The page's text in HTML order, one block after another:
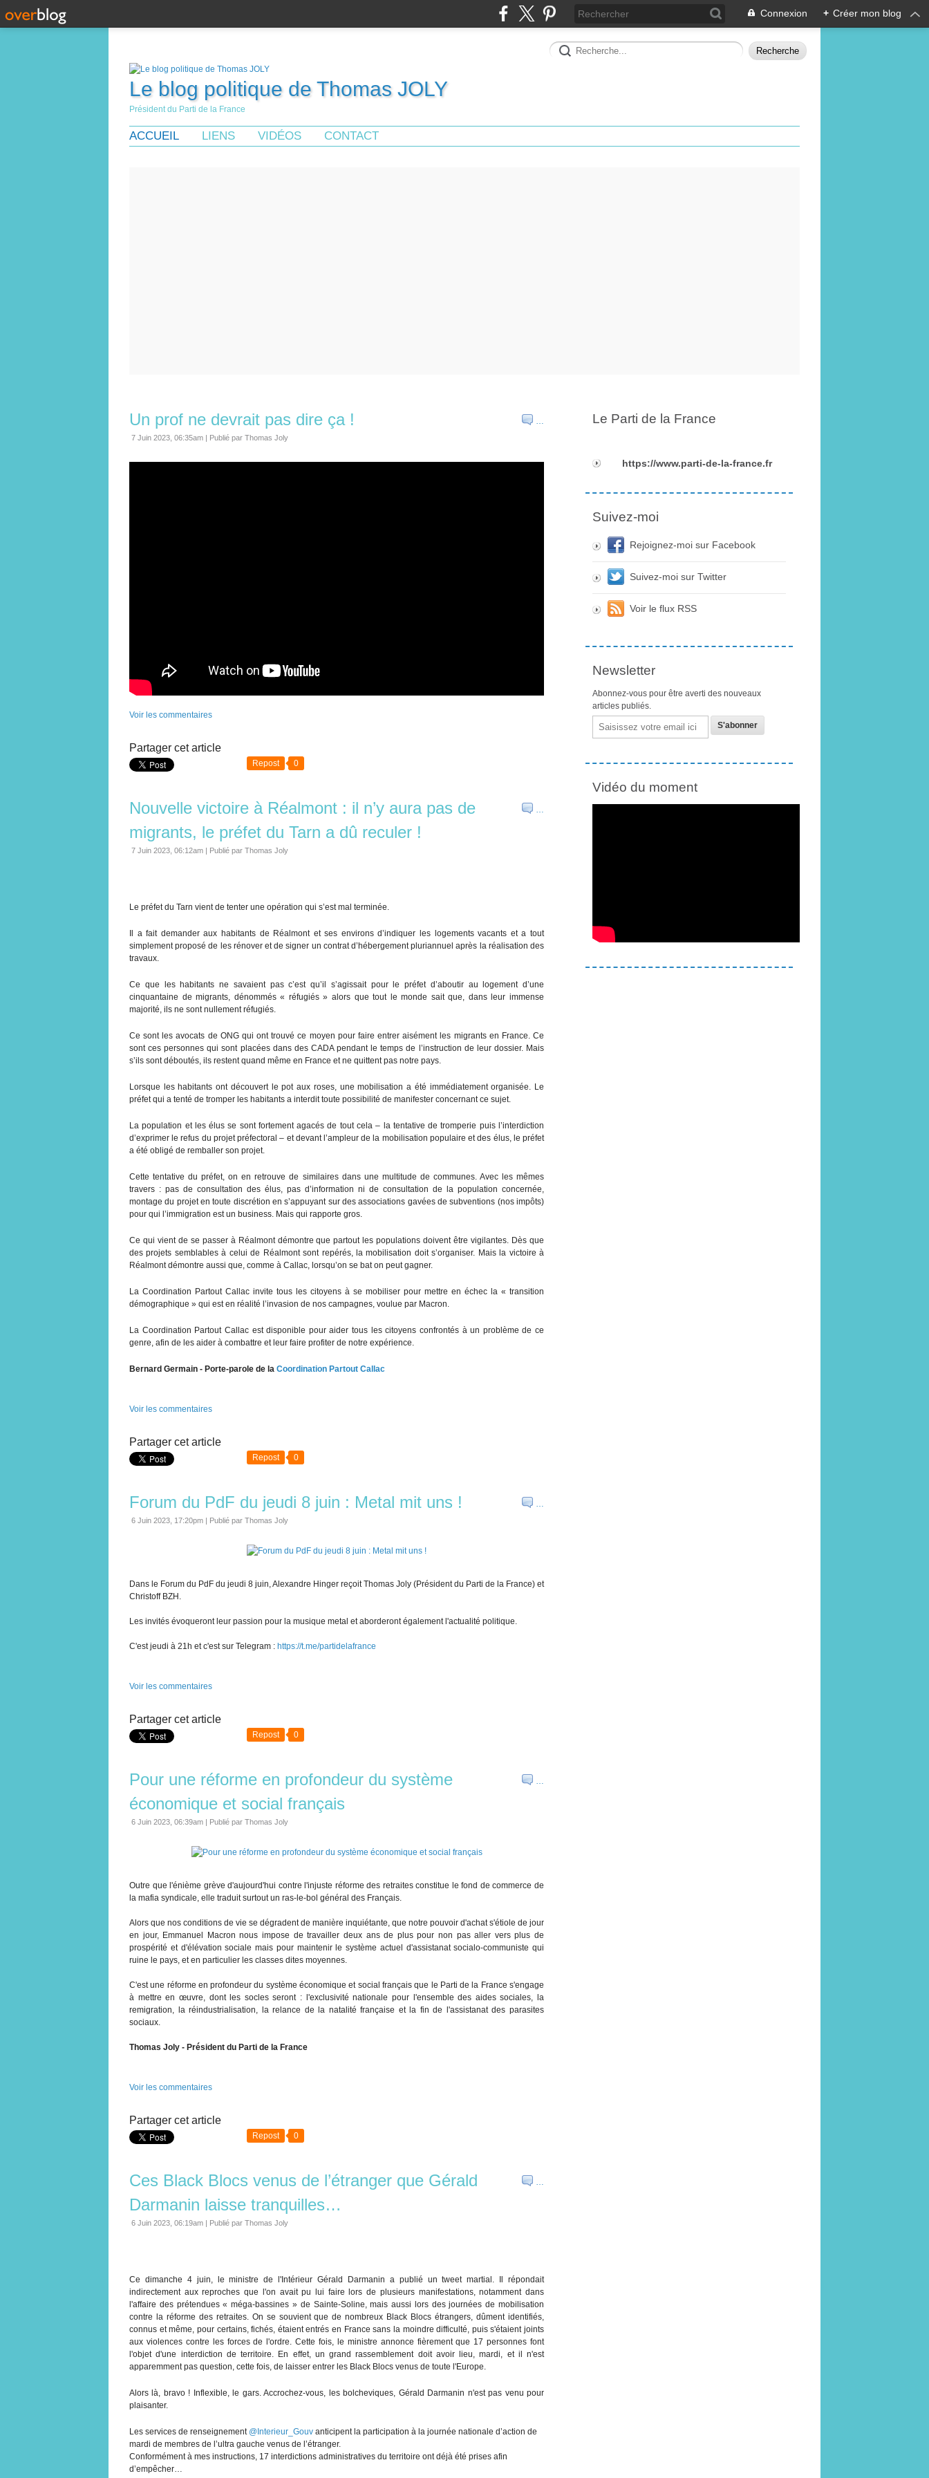
Connexion + Créer mon blog
Le blog politique de Thomas JOLY
Président du Parti de la France
ACCUEIL LIENS VIDÉOS CONTACT
…
Un prof ne devrait pas dire ça !
7 Juin 2023, 06:35am | Publié par Thomas Joly
Voir les commentaires
Partager cet article
Repost 0
…
Nouvelle victoire à Réalmont : il n’y aura pas de
migrants, le préfet du Tarn a dû reculer !
7 Juin 2023, 06:12am Publié par Thomas Joly
Le préfet du Tarn vient de tenter une opération qui s’est mal terminée.
Il a fait demander aux habitants de Réalmont et ses environs d’indiquer les logements vacants et a tout
simplement proposé de les rénover et de signer un contrat d’hébergement pluriannuel après la réalisation des
travaux.
Ce que les habitants ne savaient pas c’est qu’il s’agissait pour le préfet d’aboutir au logement d’une
cinquantaine de migrants, dénommés « réfugiés » alors que tout le monde sait que, dans leur immense
majorité, ils ne sont nullement réfugiés.
Ce sont les avocats de ONG qui ont trouvé ce moyen pour faire entrer aisément les migrants en France. Ce
sont ces personnes qui sont placées dans des CADA pendant le temps de l’instruction de leur dossier. Mais
s’ils sont déboutés, ils restent quand même en France et ne quittent pas notre pays.
Lorsque les habitants ont découvert le pot aux roses, une mobilisation a été immédiatement organisée. Le
préfet qui a tenté de tromper les habitants a interdit toute possibilité de manifester concernant ce sujet.
La population et les élus se sont fortement agacés de tout cela – la tentative de tromperie puis l’interdiction
d’exprimer le refus du projet préfectoral – et devant l’ampleur de la mobilisation populaire et des élus, le préfet
a été obligé de remballer son projet.
Cette tentative du préfet, on en retrouve de similaires dans une multitude de communes. Avec les mêmes
travers : pas de consultation des élus, pas d’information ni de consultation de la population concernée,
montage du projet en toute discrétion en s’appuyant sur des associations gavées de subventions (nos impôts)
pour qui l’immigration est un business. Mais qui rapporte gros.
Ce qui vient de se passer à Réalmont démontre que partout les populations doivent être vigilantes. Dès que
des projets semblables à celui de Réalmont sont repérés, la mobilisation doit s’organiser. Mais la victoire à
Réalmont démontre aussi que, comme à Callac, lorsqu’on se bat on peut gagner.
La Coordination Partout Callac invite tous les citoyens à se mobiliser pour mettre en échec la « transition
démographique » qui est en réalité l’invasion de nos campagnes, voulue par Macron.
La Coordination Partout Callac est disponible pour aider tous les citoyens confrontés à un problème de ce
genre, afin de les aider à combattre et leur faire profiter de notre expérience.
Bernard Germain - Porte-parole de la Coordination Partout Callac
Voir les commentaires
Partager cet article
Repost 0
…
Forum du PdF du jeudi 8 juin : Metal mit uns !
6 Juin 2023, 17:20pm Publié par Thomas Joly
Dans le Forum du PdF du jeudi 8 juin, Alexandre Hinger reçoit Thomas Joly (Président du Parti de la France) et
Christoff BZH.
Les invités évoqueront leur passion pour la musique metal et aborderont également l'actualité politique.
C'est jeudi à 21h et c'est sur Telegram : https://t.me/partidelafrance
Voir les commentaires
Partager cet article
Repost 0
…
Pour une réforme en profondeur du système
économique et social français
6 Juin 2023, 06:39am Publié par Thomas Joly
Outre que l'énième grève d'aujourd'hui contre l'injuste réforme des retraites constitue le fond de commerce de
la mafia syndicale, elle traduit surtout un ras-le-bol général des Français.
Alors que nos conditions de vie se dégradent de manière inquiétante, que notre pouvoir d'achat s'étiole de jour
en jour, Emmanuel Macron nous impose de travailler deux ans de plus pour non pas aller vers plus de
prospérité et d'élévation sociale mais pour maintenir le système actuel d'assistanat socialo-communiste qui
ruine le pays, et en particulier les classes dites moyennes.
C'est une réforme en profondeur du système économique et social français que le Parti de la France s'engage
à mettre en œuvre, dont les socles seront : l'exclusivité nationale pour l'ensemble des aides sociales, la
remigration, la réindustrialisation, la relance de la natalité française et la fin de l'assistanat des parasites
sociaux.
Thomas Joly - Président du Parti de la France
Voir les commentaires
Partager cet article
Repost 0
…
Ces Black Blocs venus de l’étranger que Gérald
Darmanin laisse tranquilles…
6 Juin 2023, 06:19am Publié par Thomas Joly
Ce dimanche 4 juin, le ministre de l'Intérieur Gérald Darmanin a publié un tweet martial. Il répondait
indirectement aux reproches que l'on avait pu lui faire lors de plusieurs manifestations, notamment dans
l'affaire des prétendues « méga-bassines » de Sainte-Soline, mais aussi lors des journées de mobilisation
contre la réforme des retraites. On se souvient que de nombreux Black Blocs étrangers, dûment identifiés,
connus et même, pour certains, fichés, étaient entrés en France sans la moindre difficulté, puis s'étaient joints
aux violences contre les forces de l'ordre. Cette fois, le ministre annonce fièrement que 17 personnes font
l'objet d'une interdiction de territoire. En effet, un grand rassemblement doit avoir lieu, mardi, et il n'est
apparemment pas question, cette fois, de laisser entrer les Black Blocs venus de toute l'Europe.
Alors là, bravo ! Inflexible, le gars. Accrochez-vous, les bolcheviques, Gérald Darmanin n'est pas venu pour
plaisanter.
Les services de renseignement @Interieur_Gouv anticipent la participation à la journée nationale d’action de
mardi de membres de l’ultra gauche venus de l’étranger.
Conformément à mes instructions, 17 interdictions administratives du territoire ont déjà été prises afin
d’empêcher…
Le Parti de la France
https://www.parti-de-la-france.fr
Suivez-moi
Rejoignez-moi sur Facebook
Suivez-moi sur Twitter
Voir le flux RSS
Newsletter
Abonnez-vous pour être averti des nouveaux
articles publiés.
Email
Vidéo du moment